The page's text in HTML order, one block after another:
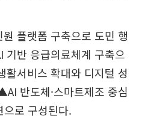
플랫폼 구축으로 도민 행
반 응급의료체계 구축으
서비스 확대와 디지털 성
반도체·스마트제조 중심
로 구성된다.